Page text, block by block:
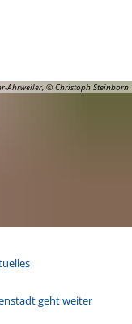
Ahrweiler, © Christoph Steinborn
geht weiter